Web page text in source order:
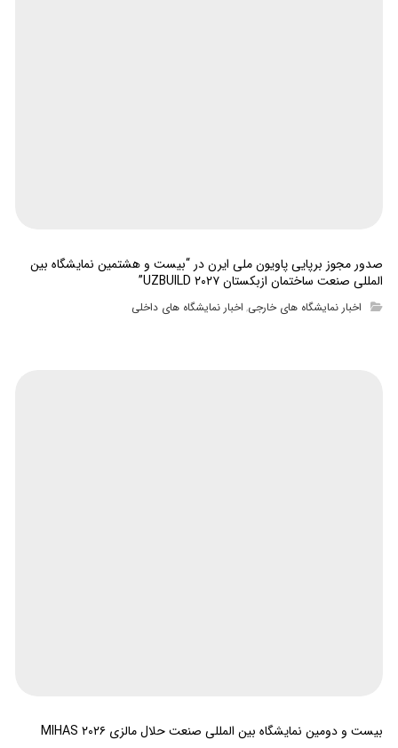
صدور مجوز برپایی پاویون ملی ایرن در “بیست و هشتمین نمایشگاه بین
المللی صنعت ساختمان ازبکستان UZBUILD ۲۰۲۷”
اخبار نمایشگاه های خارجی, اخبار نمایشگاه های داخلی
بیست و دومین نمایشگاه بین المللی صنعت حلال مالزی MIHAS ۲۰۲۶